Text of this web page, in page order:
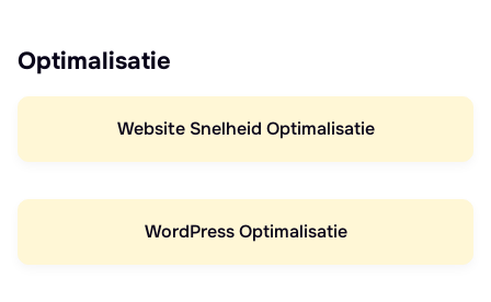
Optimalisatie
Website Snelheid Optimalisatie
WordPress Optimalisatie